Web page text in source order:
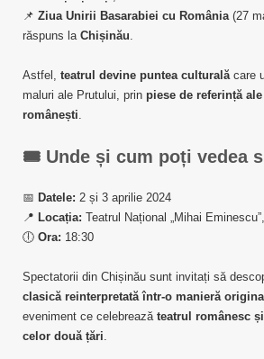
📌 Ziua Unirii Basarabiei cu România(27
răspuns la Chișinău.
Astfel, teatrul devine puntea culturalăcare
maluri ale Prutului, prin piese de referință
românești.
🎟️ Unde și cum poți vedea
📅 Datele: 2 și 3 aprilie 2024
📍 Locația: Teatrul Național „Mihai
🕕 Ora: 18:30
Spectatorii din Chișinău sunt invitați să
clasică reinterpretată într-o manieră
eveniment ce celebrează teatrul românesc
celor două țări.